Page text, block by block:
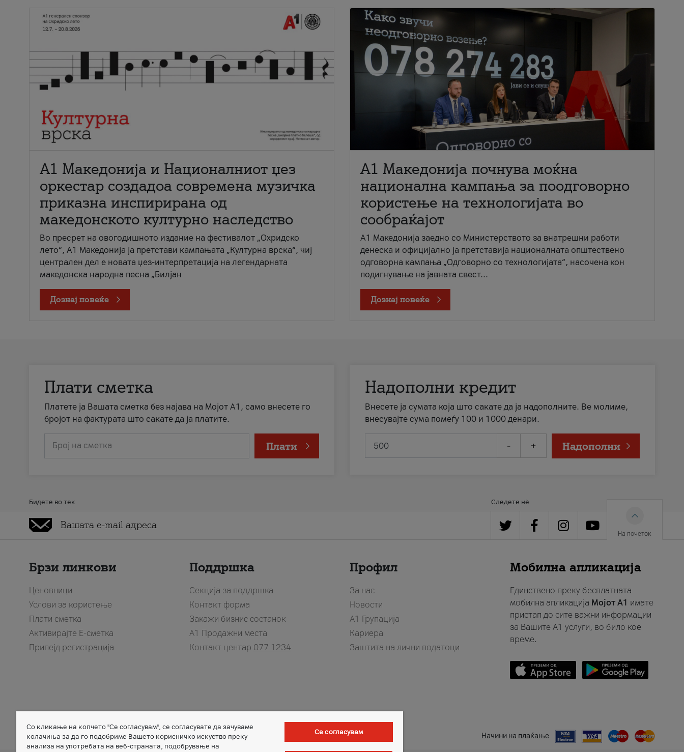
А1 Македонија и Националниот џез
оркестар создадоа современа музичка
приказна инспирирана од
македонското културно наследство
Во пресрет на овогодишното издание на фестивалот „Охридско
лето“, А1 Македонија ја претстави кампањата „Културна врска“, чиј
централен дел е новата џез-интерпретација на легендарната
македонска народна песна „Билјан
Дознај повеќе
A1 Македонија почнува моќна
национална кампања за поодговорно
користење на технологијата во
сообраќајот
A1 Македонија заедно со Министерството за внатрешни работи
денеска и официјално ја претставија националната општествено
одговорна кампања „Одговорно со технологијата“, насочена кон
подигнување на јавната свест...
Дознај повеќе
Плати сметка
Платете ја Вашата сметка без најава на Мојот А1, само внесете го
бројот на фактурата што сакате да ја платите.
Број на сметка Плати
Надополни кредит
Внесете ја сумата која што сакате да ја надополните. Ве молиме,
внесувајте сума помеѓу 100 и 1000 денари.
- + Надополни
Бидете во тек Следете нè
На почеток
Брзи линкови
Ценовници
Услови за користење
Плати сметка
Активирајте Е-сметка
Припејд регистрација
Поддршка
Секција за поддршка
Контакт форма
Закажи бизнис состанок
A1 Продажни места
Контакт центар 077 1234
Профил
За нас
Новости
А1 Групација
Кариера
Заштита на лични податоци
Мобилна апликација
Единствено преку бесплатната
мобилна апликација Мојот A1 имате
пристап до сите важни информации
за Вашите A1 услуги, во било кое
време.
Member of Начини на плаќање
Со кликање на копчето "Се согласувам", се согласувате да зачуваме
колачиња за да го подобриме Вашето корисничко искуство преку
анализа на употребата на веб-страната, подобрување на
Се согласувам